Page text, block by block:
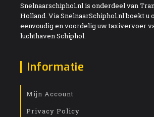
Snelnaarschiphol.nl is onderdeel van
Holland. Via SnelnaarSchiphol.nl boekt u
eenvoudig en voordelig uw taxivervoer
luchthaven Schiphol.
Informatie
Mijn Account
Privacy Policy